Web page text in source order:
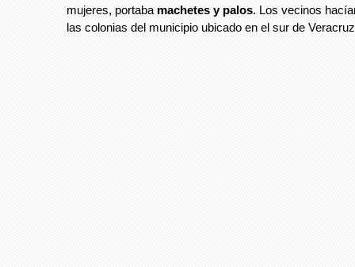
mujeres, portaba machetes y palos. Los vecinos
las colonias del municipio ubicado en el sur de